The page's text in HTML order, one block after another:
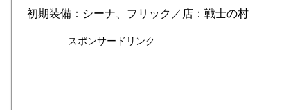
初期装備：シーナ、フリック／店：戦士の村
スポンサードリンク